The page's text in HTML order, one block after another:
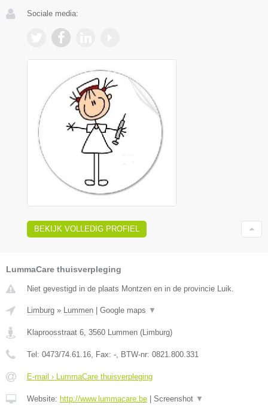
Sociale media:
BEKIJK VOLLEDIG PROFIEL
LummaCare thuisverpleging
Niet gevestigd in de plaats Montzen en in de provincie Luik.
Limburg » Lummen Google maps ▼
Klaproosstraat 6, 3560 Lummen (Limburg)
Tel: 0473/74.61.16, Fax: -, BTW-nr: 0821.800.331
E-mail › LummaCare thuisverpleging
Website: http://www.lummacare.be Screenshot ▼